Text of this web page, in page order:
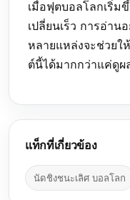
เมื่อฟุตบอลโลกเริ่ม
เปลี่ยนเร็ว การอ่า
หลายแหล่งจะช่วย
ต์นี้ได้มากกว่าแค่ดูผ
แท็กที่เกี่ยวข้อง
นัดชิงชนะเลิศ บอลโลก